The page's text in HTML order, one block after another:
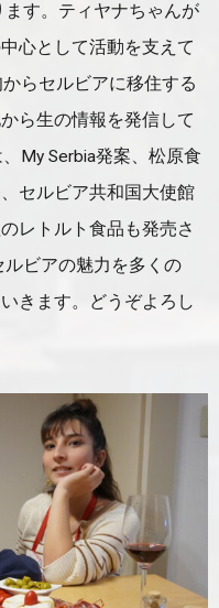
ます。ティヤナちゃんが
心として活動を支えて
らセルビアに移住する
ら生の情報を発信して
My Serbia発案、松原食
セルビア共和国大使館
レトルト食品も発売さ
ルビアの魅力を多くの
きます。どうぞよろし